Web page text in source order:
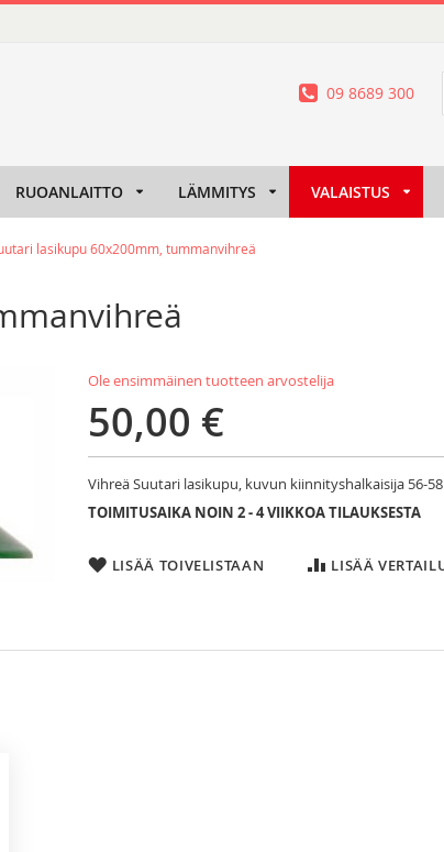
09 8689 300
RUOANLAITTO LÄMMITYS VALAISTUS
lasikupu 60x200mm, tummanvihreä
Ole ensimmäinen tuotteen arvostelija
50,00 €
Vihreä Suutari lasikupu, kuvun kiinnityshalkaisija 56-
TOIMITUSAIKA NOIN 2 - 4 VIIKKOA TILAUKSESTA
LISÄÄ TOIVELISTAAN LISÄÄ